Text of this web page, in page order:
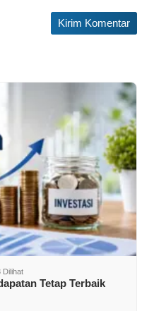
Dilihat
Tetap Terbaik